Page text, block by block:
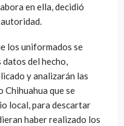
en ella, decidió
los uniformados se
del hecho,
y analizarán las
Chihuahua que se
local, para descartar
haber realizado los